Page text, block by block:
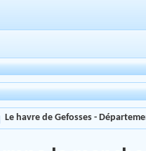
Le havre de Gefosses -